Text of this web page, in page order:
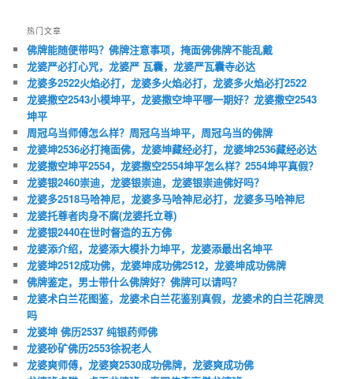
热门文章
佛牌能随便带吗？佛牌注意事项，掩面佛佛牌不能乱戴
龙婆严必打心咒，龙婆严 瓦囊，龙婆严瓦囊寺必达
龙婆多2522火焰必打，龙婆多火焰必打，龙婆多火焰必打2522
龙婆撒空2543小模坤平，龙婆撒空坤平哪一期好？龙婆撒空2543
坤平
周冠乌当师傅怎么样？周冠乌当坤平，周冠乌当的佛牌
龙婆坤2536必打掩面佛，龙婆坤藏经必打，龙婆坤2536藏经必达
龙婆撒空坤平2554，龙婆撒空2554坤平怎么样？2554坤平真假？
龙婆银2460崇迪，龙婆银崇迪，龙婆银崇迪佛好吗？
龙婆多2518马哈神尼，龙婆多马哈神尼必打，龙婆多马哈神尼
龙婆托尊者肉身不腐(龙婆托立尊)
龙婆银2440在世时督造的五方佛
龙婆添介绍，龙婆添大模扑力坤平，龙婆添最出名坤平
龙婆坤2512成功佛，龙婆坤成功佛2512，龙婆坤成功佛牌
佛牌鉴定，男士带什么佛牌好？佛牌可以请吗？
龙婆术白兰花图鉴，龙婆术白兰花鉴别真假，龙婆术的白兰花牌灵
吗
龙婆坤 佛历2537 纯银药师佛
龙婆砂矿佛历2553徐祝老人
龙婆爽师傅，龙婆爽2530成功佛牌，龙婆爽成功佛